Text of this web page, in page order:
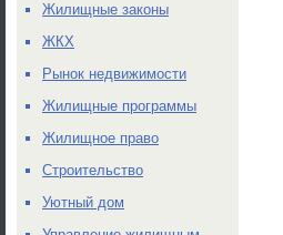
Жилищные законы
ЖКХ
Рынок недвижимости
Жилищные программы
Жилищное право
Строительство
Уютный дом